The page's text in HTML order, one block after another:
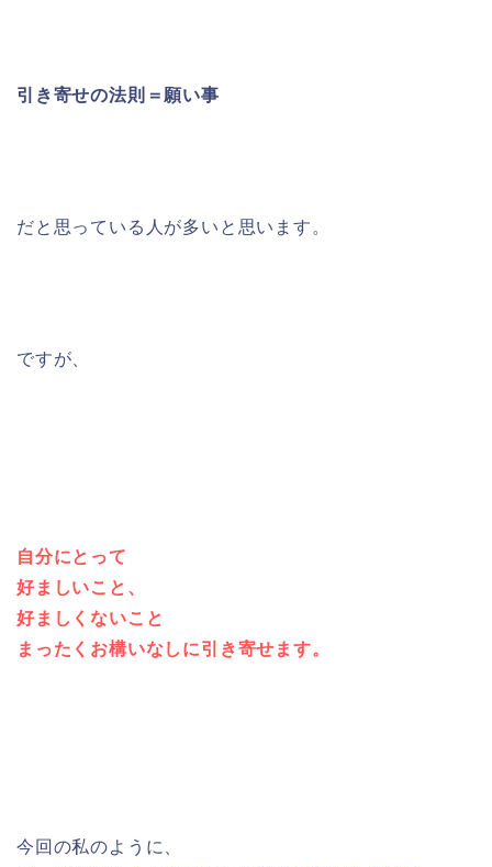
引き寄せの法則＝願い事
だと思っている人が多いと思います。
ですが、
自分にとって
好ましいこと、
好ましくないこと
まったくお構いなしに引き寄せます。
今回の私のように、